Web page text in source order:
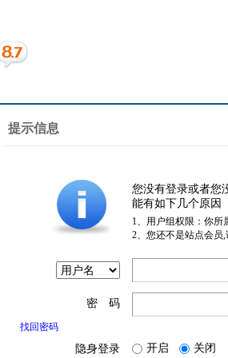
提示信息
您没有登录或者您
能有如下几个原因
1、用户组权限：你所
2、您还不是站点会员
密 码
找回密码
隐身登录 开启 关闭